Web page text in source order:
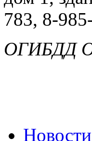
783, 8-
ОГИБДД
Новости